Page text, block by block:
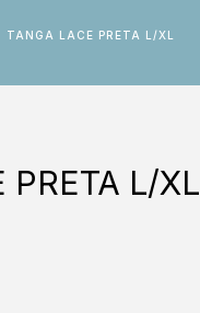
TANGA LACE PRETA L/XL
PRETA L/XL